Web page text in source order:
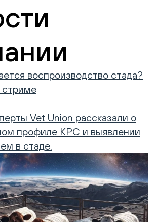
воспроизводство стада?
стриме
Vet Union рассказали о
профиле КРС и выявлении
в стаде.